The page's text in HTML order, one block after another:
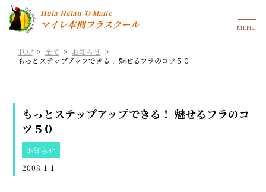
Hula Hālau ’O Maile
マイレ本間フラスクール
TOP > 全て > お知らせ >
もっとステップアップできる！ 魅せるフラのコツ５０
もっとステップアップできる！ 魅せるフラのコ
ツ５０
お知らせ
2008.1.1